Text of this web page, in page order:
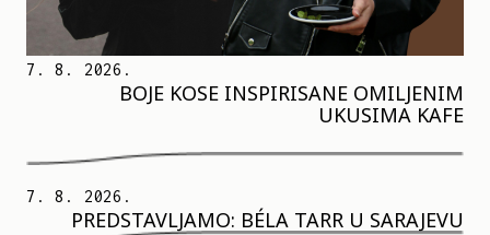
7. 8. 2026.
BOJE KOSE INSPIRISANE OMILJENIM
UKUSIMA KAFE
7. 8. 2026.
PREDSTAVLJAMO: BÉLA TARR U SARAJEVU